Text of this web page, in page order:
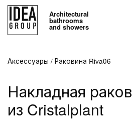
Architectural
bathrooms
and showers
Kоллекции
Услуги
Контакты
Аксессуары / Раковина Riva06
Накладная
из Cristalplant